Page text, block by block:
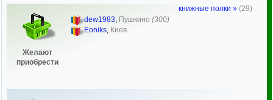
Желают
приобрести
dew1983, Пушкино (300)
Eoniks, Киев
книжные полки » (29)